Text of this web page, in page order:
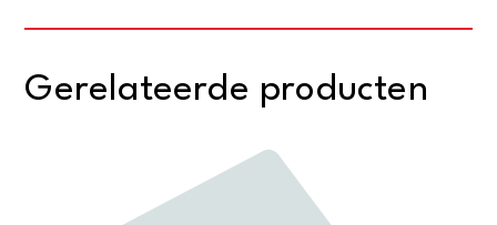
Gerelateerde producten